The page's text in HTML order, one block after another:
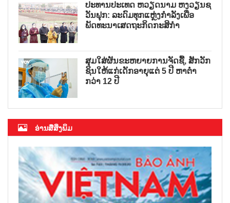
ປະທານປະເທດ ຫວຽດນາມ ຫງວຽນຊ
ວັນຟຸກ: ລະດົມທຸກແຫຼ່ງກຳລັງເພື່ອ
ພັດທະນາເສດຖະກິດກະສິກຳ
ສຸມໃສ່ຜັນຂະຫຍາຍການຈັດຊື້, ສັກວັກ
ຊິນໃຫ້ແກ່ເດັກອາຍຸແຕ່ 5 ປີ ຫາຕ່ຳ
ກວ່າ 12 ປີ
ອ່ານສື່ສິ່ງພິມ